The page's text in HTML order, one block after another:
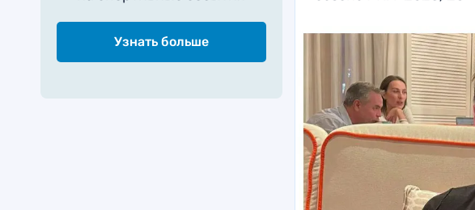
Узнать больше